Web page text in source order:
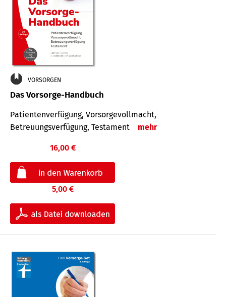
VORSORGEN
Das Vorsorge-Handbuch
Patientenverfügung, Vorsorgevollmacht,
Betreuungsverfügung, Testament
mehr
16,00 €
5,00 €